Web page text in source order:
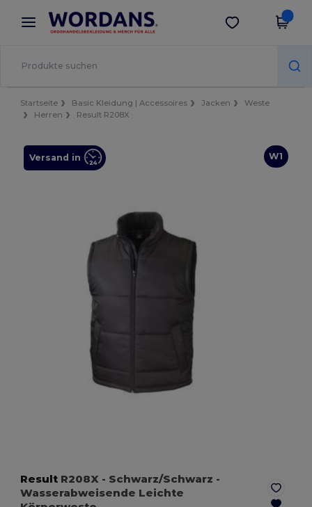
× Wordans App
Bessere Preise in der App!
App holen
Startseite Basic Kleidung | Accessoires Jacken
Weste
Herren
Result R208X
W1
Versand in
Result R208X - Schwarz/Schwarz -
Wasserabweisende Leichte